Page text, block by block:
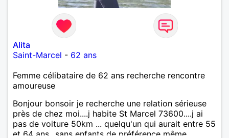
Alita
Saint-Marcel - 62 ans
Femme célibataire de 62 ans recherche rencontre
amoureuse
Bonjour bonsoir je recherche une relation sérieuse
près de chez moi....j habite St Marcel 73600....j ai
pas de voiture 50km ... quelqu'un qui aurait entre 55
et 64 ans...sans enfants de préférence même